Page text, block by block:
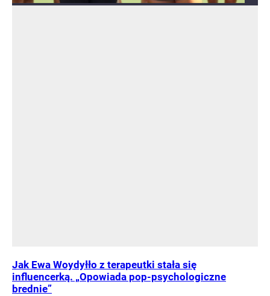
Jak Ewa Woydyłło z terapeutki stała się
influencerką. „Opowiada pop-psychologiczne
brednie”